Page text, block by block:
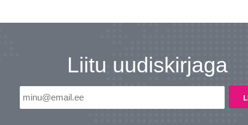
Liitu uudiskirjaga